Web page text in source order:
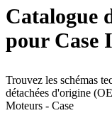
Catalogue
pour Case
Trouvez les schémas
détachées d'origine
Moteurs - Case